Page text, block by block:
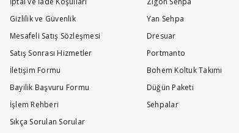
Gizlilik ve Güvenlik
Mesafeli Satış Sözleşmesi
Satış Sonrası Hizmetler
İletişim Formu
Bayilik Başvuru Formu
İşlem Rehberi
Sıkça Sorulan Sorular
Yan Sehpa
Dresuar
Portmanto
Bohem Koltuk Takımı
Düğün Paketi
Sehpalar